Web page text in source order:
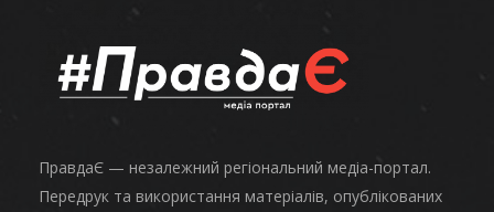
ПравдаЄ — незалежний регіональний медіа-портал.
Передрук та використання матеріалів, опублікованих